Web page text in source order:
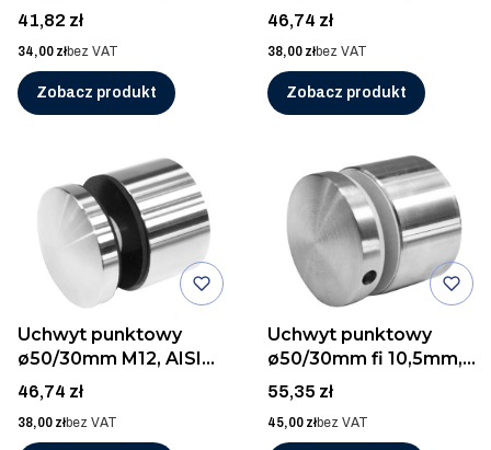
304, SZLIF
Cena
41,82 zł
Cena
34,00 złbez VAT
Zobacz produkt
304, SZLIF
Cena
46,74 zł
Cena
38,00 złbez VAT
Zobacz produkt
Uchwyt punktowy
ø50/30mm M12, AISI
304, SZLIF
Cena
46,74 zł
Cena
38,00 złbez VAT
Uchwyt punktowy
ø50/30mm fi 10,5mm,
AISI 316, SZLIF
Cena
55,35 zł
Cena
45,00 złbez VAT